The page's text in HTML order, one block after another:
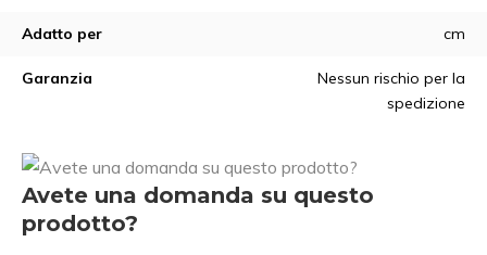
Adatto per cm
Garanzia
Nessun rischio per la
spedizione
Avete una domanda su questo
prodotto?